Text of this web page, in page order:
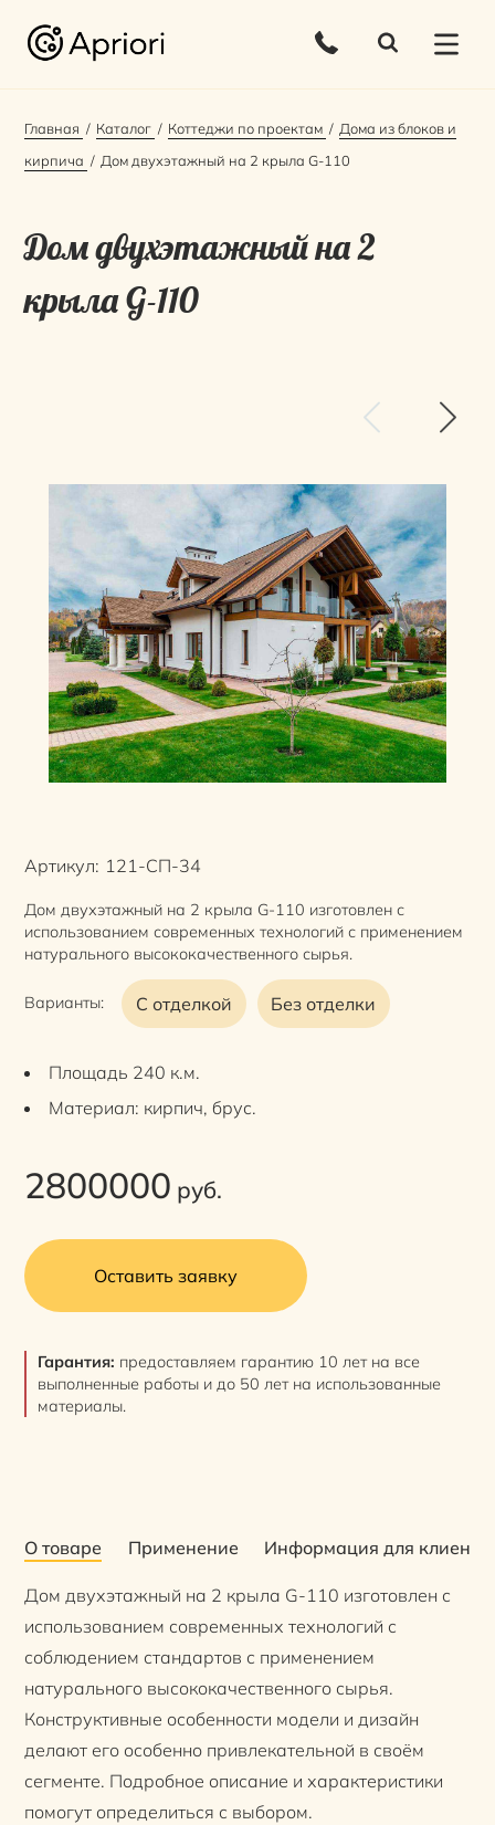
Главная Каталог Коттеджи по проектам
Дома из блоков и
кирпича
Дом двухэтажный на 2 крыла G-110
Дом двухэтажный на 2
крыла G-110
Артикул: 121-СП-34
Дом двухэтажный на 2 крыла G-110 изготовлен с
использованием современных технологий с применением
натурального высококачественного сырья.
Варианты: С отделкой Без отделки
Площадь 240 к.м.
Материал: кирпич, брус.
2800000 руб.
Оставить заявку
Гарантия: предоставляем гарантию 10 лет на все
выполненные работы и до 50 лет на использованные
материалы.
О товаре Применение Информация для
Дом двухэтажный на 2 крыла G-110 изготовлен с
использованием современных технологий с
соблюдением стандартов с применением
натурального высококачественного сырья.
Конструктивные особенности модели и дизайн
делают его особенно привлекательной в своём
сегменте. Подробное описание и характеристики
помогут определиться с выбором.